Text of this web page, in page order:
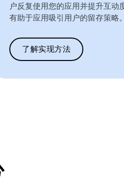
户反复使用您的应用并提升互动
有助于应用吸引用户的留存策略。
了解实现方法